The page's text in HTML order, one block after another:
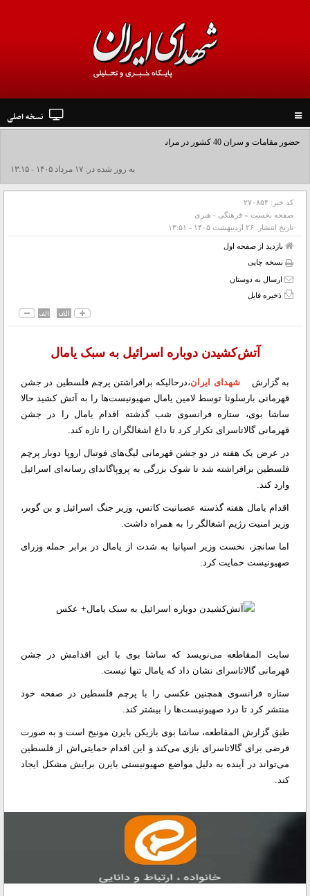
navigation
نسخه اصلی
حضور مقامات و سران 40 کشور در مراسم وداع و تشییع رهبر شهید انقلاب
به روز شده در: ۱۷ مرداد ۱۴۰۵ - ۱۳:۱۵
کد خبر: ۲۷۰۸۵۴
صفحه نخست » فرهنگی - هنری
تاریخ انتشار: ۲۶ ارديبهشت ۱۴۰۵ - ۱۳:۵۱
بازدید از صفحه اول
نسخه چاپی
ارسال به دوستان
ذخیره فایل
آتش‌کشیدن دوباره اسرائیل به سبک یامال
به گزارششهدای ایران،درحالیکه برافراشتن پرچم فلسطین در جشن
قهرمانی بارسلونا توسط لامین یامال صهیونیست‌ها را به آتش کشید حالا
ساشا بوی، ستاره فرانسوی شب گذشته اقدام یامال را در جشن
قهرمانی گالاتاسرای تکرار کرد تا داغ اشغالگران را تازه کند.
در عرض یک هفته در دو جشن قهرمانی لیگ‌های فوتبال اروپا دوبار پرچم
فلسطین برافراشته شد تا شوک بزرگی به پروپاگاندای رسانه‌ای اسرائیل
وارد کند.
اقدام یامال هفته گذسته عصبانیت کاتس، وزیر جنگ اسرائیل و بن گویر،
وزیر امنیت رژیم اشغالگر را به همراه داشت.
اما سانچز، نخست وزیر اسپانیا به شدت از یامال در برابر حمله وزرای
صهیونیست حمایت کرد.
سایت المقاطعه می‌نویسد که ساشا بوی با این اقدامش در جشن
قهرمانی گالاتاسرای نشان داد که یامال تنها نیست.
ستاره فرانسوی همچنین عکسی را با پرچم فلسطین در صفحه خود
منتشر کرد تا درد صهیونیست‌ها را بیشتر کند.
طبق گزارش المقاطعه، ساشا بوی بازیکن بایرن مونیخ است و به صورت
قرضی برای گالاتاسرای بازی می‌کند و این اقدام حمایتی‌اش از فلسطین
می‌تواند در آینده به دلیل مواضع صهیونیستی بایرن برایش مشکل ایجاد
کند.